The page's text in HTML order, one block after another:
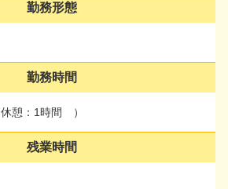
勤務形態
勤務時間
休憩：1時間 ）
残業時間
勤務形態
勤務時間
憩：1時間 ）
残業時間